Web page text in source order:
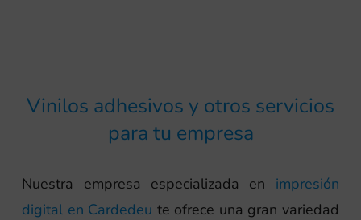
Vinilos adhesivos y otros servicios
para tu empresa
Nuestra empresa especializada en impresión
digital en Cardedeu te ofrece una gran variedad